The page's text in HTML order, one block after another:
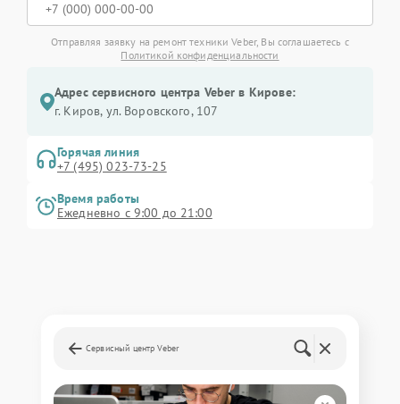
Отправляя заявку на ремонт техники Veber, Вы соглашаетесь с
Политикой конфиденциальности
Адрес сервисного центра Veber в Кирове:
г. Киров, ул. Воровского, 107
Горячая линия
+7 (495) 023-73-25
Время работы
Ежедневно с 9:00 до 21:00
Сервисный центр Veber